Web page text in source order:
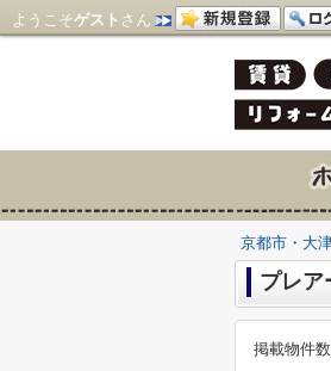
ようこそゲスト さん
京都市・大
プレア
掲載物件数